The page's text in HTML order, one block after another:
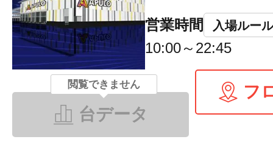
営業時間 入場ルール
10:00～22:45
閲覧できません
台データ
フ